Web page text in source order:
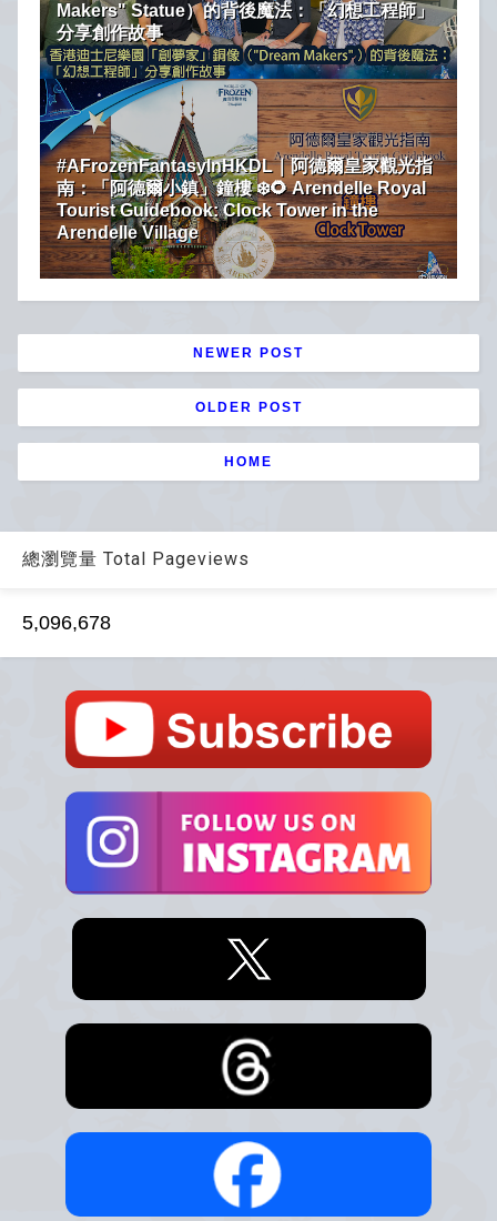
Makers" Statue）的背後魔法：「幻想工程師」
分享創作故事
#AFrozenFantasyInHKDL｜阿德爾皇家觀光指
南：「阿德爾小鎮」鐘樓 ❄️🌻 Arendelle Royal
Tourist Guidebook: Clock Tower in the
Arendelle Village
NEWER POST
OLDER POST
HOME
總瀏覽量 Total Pageviews
5,096,678